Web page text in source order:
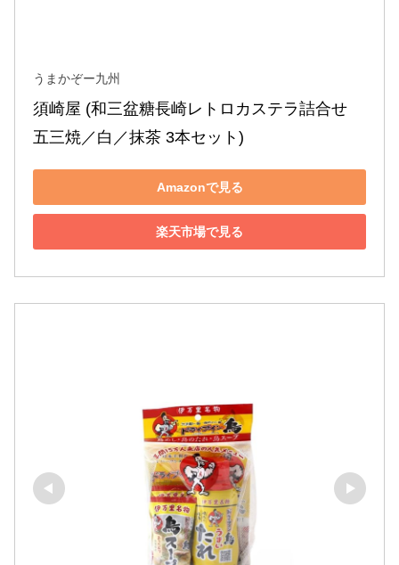
うまかぞー九州
須崎屋 (和三盆糖長崎レトロカステラ詰合せ
五三焼／白／抹茶 3本セット)
Amazonで見る
楽天市場で見る